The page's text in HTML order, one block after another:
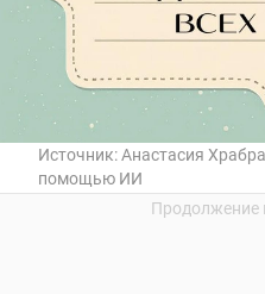
Источник:Анастасия
помощью ИИ